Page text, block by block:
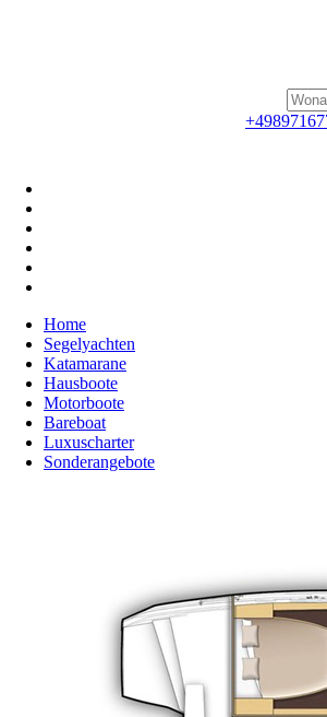
Home
Segelyachten
Katamarane
Hausboote
Motorboote
Bareboat
Luxuscharter
Sonderangebote